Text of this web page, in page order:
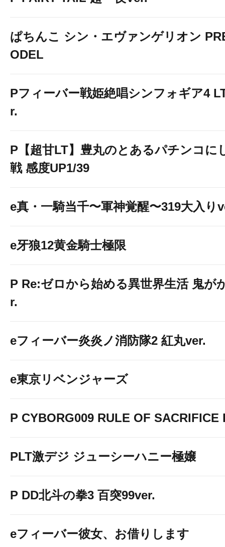
４台開放
ぱちんこ シン・エヴァンゲリオン
ODEL
Pフィーバー戦姫絶唱シンフォギア4
r.
P【超甘LT】豊丸のとあるパチンコに
戦 感度UP1/39
e真・一騎当千〜軍神覚醒〜319大入り
e牙狼12黄金騎士極限
P Re:ゼロから始める異世界生活 鬼が
r.
eフィーバー炎炎ノ消防隊2 紅丸ver.
e東京リベンジャーズ
P CYBORG009 RULE OF SACRIFICE
PLT激デジ ジューシーハニー極嬢
P DD北斗の拳3 百突99ver.
eフィーバー彼女、お借りします